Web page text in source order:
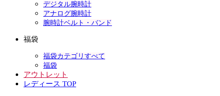
デジタル腕時計
アナログ腕時計
腕時計ベルト・バンド
福袋
福袋カテゴリすべて
福袋
アウトレット
レディース TOP